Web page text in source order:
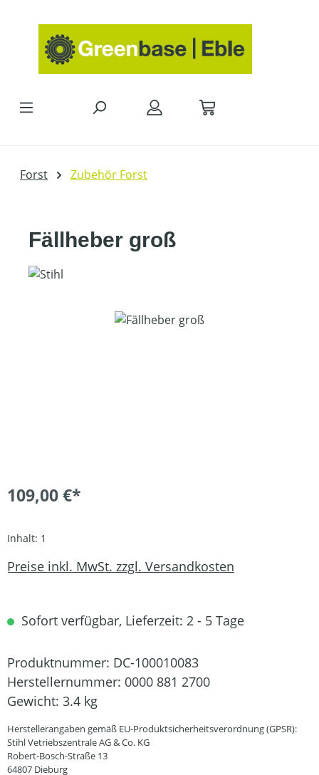
Forst Zubehör Forst
Fällheber groß
Bildergalerie überspringen
109,00 €*
Inhalt: 1
Preise inkl. MwSt. zzgl. Versandkosten
Sofort verfügbar, Lieferzeit: 2 - 5 Tage
Produktnummer: DC-100010083
Herstellernummer: 0000 881 2700
Gewicht: 3.4 kg
Herstellerangaben gemäß EU-Produktsicherheitsverordnung (GPSR):
Stihl Vetriebszentrale AG & Co. KG
Robert-Bosch-Straße 13
64807 Dieburg